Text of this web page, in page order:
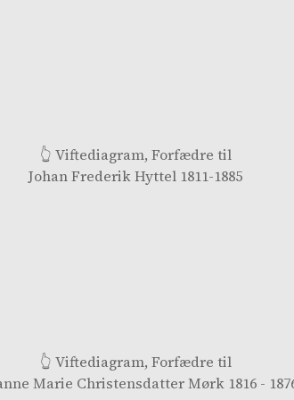
👆 Viftediagram, Forfædre til
Johan Frederik Hyttel 1811-1885
👆 Viftediagram, Forfædre til
Marie Christensdatter Mørk 1816 -